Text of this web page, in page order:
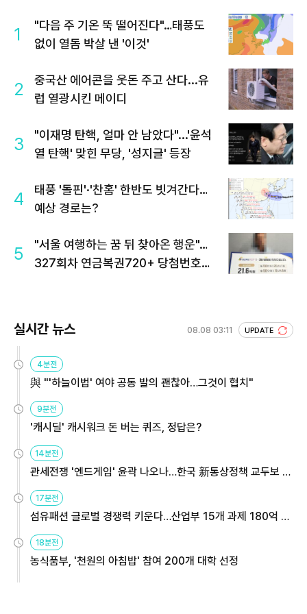
1
"다음 주 기온 뚝 떨어진다"…태풍도
없이 열돔 박살 낸 '이것'
2
중국산 에어콘을 웃돈 주고 산다...유
럽 열광시킨 메이디
3
"이재명 탄핵, 얼마 안 남았다"...'윤석
열 탄핵' 맞힌 무당, '성지글' 등장
4
태풍 '돌핀'·'찬홈' 한반도 빗겨간다…
예상 경로는?
5
"서울 여행하는 꿈 뒤 찾아온 행운"…
327회차 연금복권720+ 당첨번호조
실시간 뉴스 08.08 03:11 UPDATE
4분전
與 "'하늘이법' 여야 공동 발의 괜찮아…그것이 협치"
9분전
'캐시딜' 캐시워크 돈 버는 퀴즈, 정답은?
14분전
관세전쟁 '엔드게임' 윤곽 나오나…한국 新통상정책 교두보 활
용해야
17분전
섬유패션 글로벌 경쟁력 키운다…산업부 15개 과제 180억 지
원
18분전
농식품부, '천원의 아침밥' 참여 200개 대학 선정